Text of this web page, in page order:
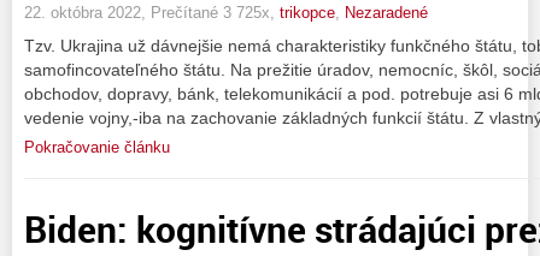
22. októbra 2022, Prečítané 3 725x, trikopce, Nezaradené
Tzv. Ukrajina už dávnejšie nemá charakteristiky funkčného štátu,
samofincovateľného štátu. Na prežitie úradov, nemocníc, škôl,
obchodov, dopravy, bánk, telekomunikácií a pod. potrebuje asi 6
vedenie vojny,-iba na zachovanie základných funkcií štátu. Z
Pokračovanie článku
Biden: kognitívne strádajúci